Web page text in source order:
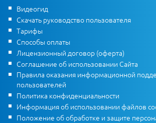
Видеогид
Скачать руководство пользователя
Тарифы
Способы оплаты
Лицензионный договор (оферта)
Соглашение об использовании Сайта
Правила оказания информационной
пользователей
Политика конфиденциальности
Информация об использовании файлов
Положение об обработке и защите